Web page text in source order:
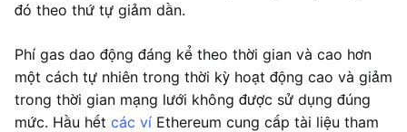
đó theo thứ tự giảm dần.
Phí gas dao động đáng kể theo thời gian và cao hơn
một cách tự nhiên trong thời kỳ hoạt động cao và giảm
trong thời gian mạng lưới không được sử dụng đúng
mức. Hầu hết các ví Ethereum cung cấp tài liệu tham